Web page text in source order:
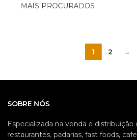
MAIS PROCURADOS
1 2 →
SOBRE NÓS
Especializada na venda e
restaurantes, padarias, fast foods,